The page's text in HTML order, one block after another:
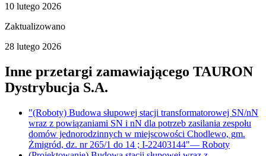
10 lutego 2026
Zaktualizowano
28 lutego 2026
Inne przetargi zamawiającego TAURON
Dystrybucja S.A.
"(Roboty) Budowa słupowej stacji transformatorowej SN/nN
wraz z powiązaniami SN i nN dla potrzeb zasilania zespołu
domów jednorodzinnych w miejscowości Chodlewo, gm.
Żmigród, dz. nr 265/1 do 14 ; I-22403144"— Roboty